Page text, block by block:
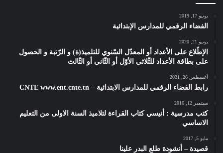
يونيو 17, 2019
الفضاء الرقمي للمدارس الإبتدائية
يونيو 21, 2020
الإطّلاع على الأعداد أو المعدّل السّنوي للتلميذ(ة) و الرّتبة و الحصول
على بطاقة الأعداد للثّلاثي الأوّل أو الثّاني أو الثّالث
أغسطس 26, 2021
رابط الفضاء الرقمي للمدارس الابتدائية – CNTE www.ent.cnte.tn
سبتمبر 12, 2016
كتب مدرسية : أنيسي كتاب القراءة لتلاميذ السنة الاولى من التعليم
الاساسي
مايو 5, 2017
قصيدة – أنشودة طلع البدر علينا